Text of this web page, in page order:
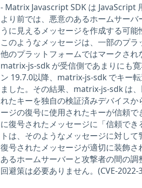
- Matrix Javascript SDK は JavaScript
より前では、悪意のあるホームサー
うに見えるメッセージを作成する可能
このようなメッセージは、一部のプラ
他のプラットフォームではマークされ
matrix-js-sdk が受信側であまりにも
ン 19.7.0以降、matrix-js-sdk でキー
ました。その結果、matrix-js-sdk は
れたキーを独自の検証済みデバイス
ージの復号に使用されたキーが信頼
に復号されたメッセージに「信頼で
トは、そのようなメッセージに対し
復号されたメッセージが適切に装飾
あるホームサーバーと攻撃者の間の
回避策は必要ありません。(CVE-2022-